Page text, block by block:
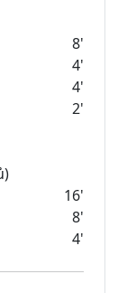
8'
4'
4'
2'
16'
8'
4'